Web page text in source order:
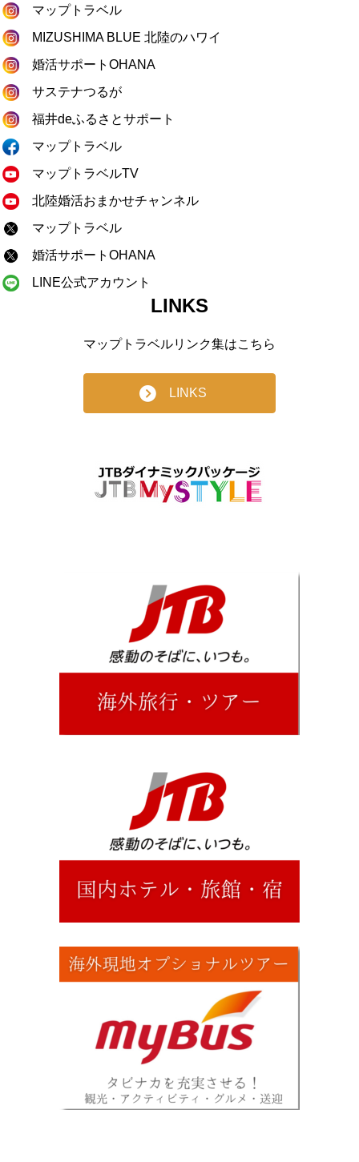
マップトラベル
MIZUSHIMA BLUE 北陸のハワイ
婚活サポートOHANA
サステナつるが
福井deふるさとサポート
マップトラベル
マップトラベルTV
北陸婚活おまかせチャンネル
マップトラベル
婚活サポートOHANA
LINE公式アカウント
LINKS
マップトラベルリンク集はこちら
LINKS